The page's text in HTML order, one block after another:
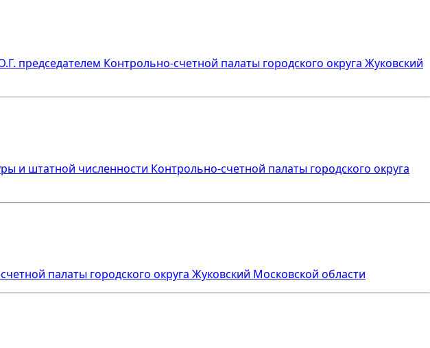
председателем Контрольно-счетной палаты городского округа Жуковский
и штатной численности Контрольно-счетной палаты городского округа
палаты городского округа Жуковский Московской области